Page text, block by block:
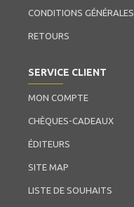
CONDITIONS GÉNÉRALES
RETOURS
SERVICE CLIENT
MON COMPTE
CHÈQUES-CADEAUX
ÉDITEURS
SITE MAP
LISTE DE SOUHAITS